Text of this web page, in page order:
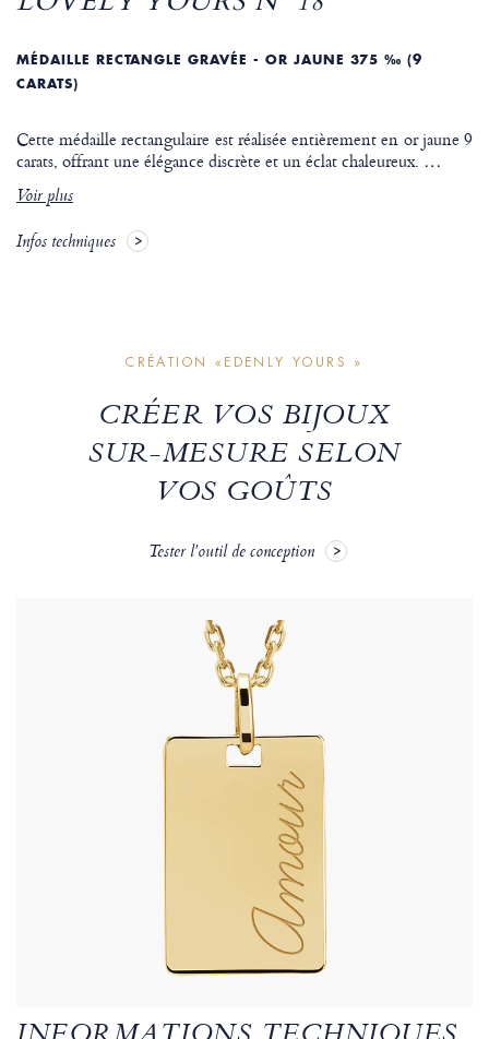
MÉDAILLE RECTANGLE GRAVÉE - OR JAUNE 375 ‰ (9
CARATS)
Cette médaille rectangulaire est réalisée entièrement en or jaune 9
carats, offrant une élégance discrète et un éclat chaleureux. …
Voir plus
Infos techniques
CRÉATION «EDENLY YOURS »
CRÉER VOS BIJOUX
SUR-MESURE SELON
VOS GOÛTS
Tester l'outil de conception